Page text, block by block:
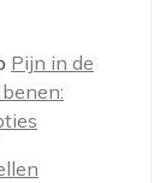
Pijn in de